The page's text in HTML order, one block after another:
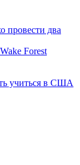
провести два
Forest
учиться в США